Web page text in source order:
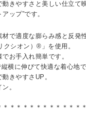
きやすさと美しい仕立て
ップ”です。
材で適度な膨らみ感と反発
シオン）®」を使用。
お手入れ簡単です。
横に伸びて快適な着心地で
きやすさUP。
。
＊＊＊＊＊＊＊＊＊＊＊＊